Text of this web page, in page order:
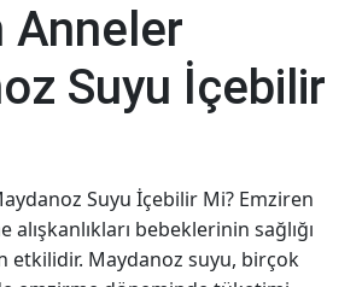
Anneler
Suyu İçebilir
Suyu İçebilir Mi? Emziren
bebeklerinin sağlığı
etkilidir. Maydanoz suyu, birçok